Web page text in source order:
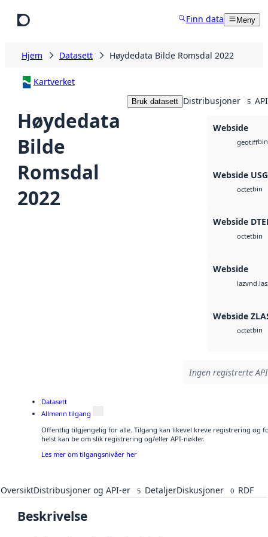
Finn data Meny
Hjem Datasett Høydedata Bilde Romsdal 2022
Kartverket
Høydedata
Bilde
Romsdal
2022
Bruk datasett Distribusjoner 5
Webside
geotiffbin
Webside
octetbin
Webside
octetbin
Webside
laz
Webside
octetbin
Ingen registrerte
Datasett
Allmenn tilgang
Offentlig tilgjengelig for alle. Tilgang kan likevel kreve registrering og
helst kan be om slik registrering og/eller API-nøkler.
Les mer om tilgangsnivåer her
OversiktDistribusjoner og API-er 5 DetaljerDiskusjoner 0 RDF
Beskrivelse